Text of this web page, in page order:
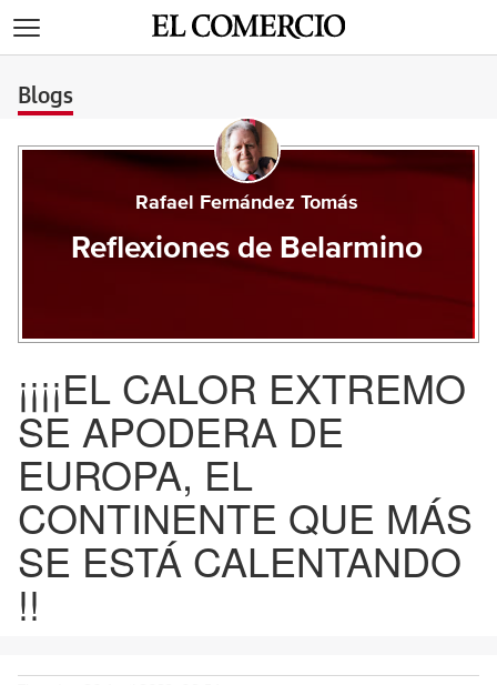
Blogs
Rafael Fernández Tomás
Reflexiones de Belarmino
¡¡¡¡EL CALOR EXTREMO
SE APODERA DE
EUROPA, EL
CONTINENTE QUE MÁS
SE ESTÁ CALENTANDO
!!